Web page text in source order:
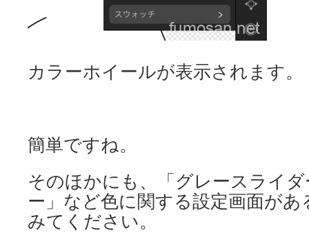
カラーホイールが表示されます。
簡単ですね。
そのほかにも、「グレースライ
ー」など色に関する設定画面が
みてください。